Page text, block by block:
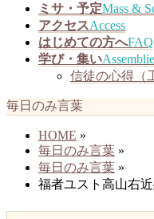
ミサ・予定Mass &
アクセスAccess
はじめての方へFAQ
学び・集い
信徒の心得（
毎日のみ言葉
HOME »
毎日のみ言葉 »
毎日のみ言葉 »
福者ユスト高山右